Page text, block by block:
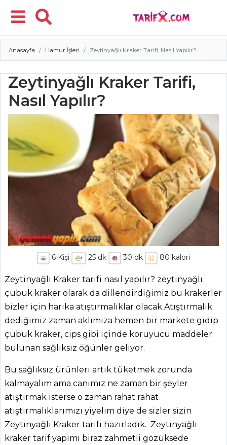
Menü
Anasayfa Hamur İşleri Zeytinyağlı Kraker Tarifi, Nasıl Yapılır?
Zeytinyağlı Kraker Tarifi,
Nasıl Yapılır?
6Kişi 25 dk 30 dk 80 kalori
Zeytinyağlı Kraker tarifi nasıl yapılır? zeytinyağlı
çubuk kraker olarak da dillendirdiğimiz bu krakerler
bizler için harika atıştırmalıklar olacak.Atıştırmalık
dediğimiz zaman aklımıza hemen bir markete gidip
çubuk kraker, cips gibi içinde koruyucu maddeler
bulunan sağlıksız öğünler geliyor.
Bu sağlıksız ürünleri artık tüketmek zorunda
kalmayalım ama canımız ne zaman bir şeyler
atıştırmak isterse o zaman rahat rahat
atıştırmalıklarımızı yiyelim diye de sizler sizin
Zeytinyağlı Kraker tarifi hazırladık. Zeytinyağlı
kraker tarif yapımı biraz zahmetli gözüksede